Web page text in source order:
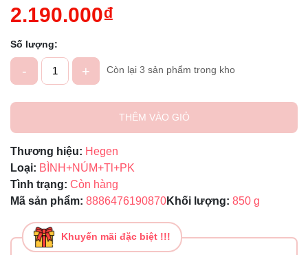
2.190.000₫
Số lượng:
- + Còn lại 3 sản phẩm trong kho
THÊM VÀO GIỎ
Thương hiệu: Hegen
Loại: BÌNH+NÚM+Tl+PK
Tình trạng: Còn hàng
Mã sản phẩm: 8886476190870Khối lượng: 850 g
Khuyến mãi đặc biệt !!!